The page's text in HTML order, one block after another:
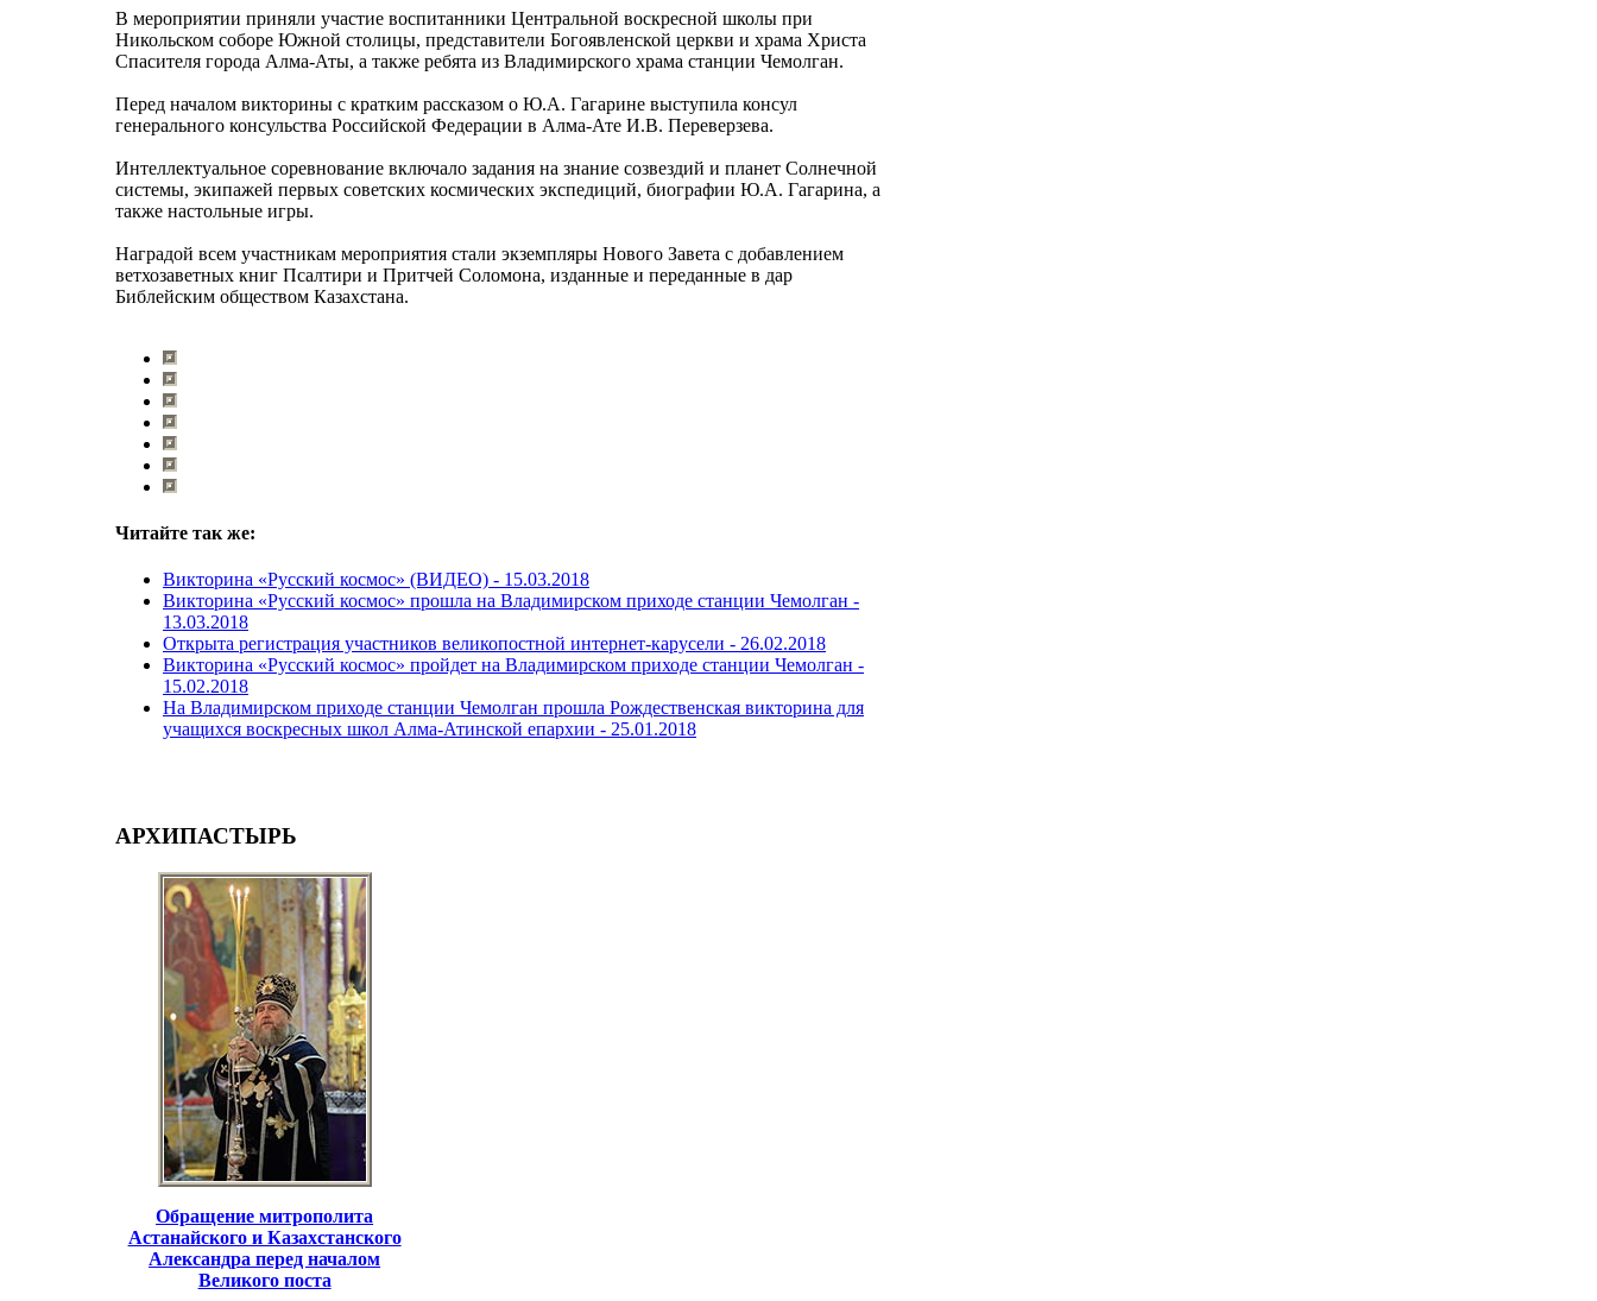
В мероприятии приняли участие воспитанники Центральной воскресной школы при
Никольском соборе Южной столицы, представители Богоявленской церкви и храма Христа
Спасителя города Алма-Аты, а также ребята из Владимирского храма станции Чемолган.
Перед началом викторины с кратким рассказом о Ю.А. Гагарине выступила консул
генерального консульства Российской Федерации в Алма-Ате И.В. Переверзева.
Интеллектуальное соревнование включало задания на знание созвездий и планет Солнечной
системы, экипажей первых советских космических экспедиций, биографии Ю.А. Гагарина, а
также настольные игры.
Наградой всем участникам мероприятия стали экземпляры Нового Завета с добавлением
ветхозаветных книг Псалтири и Притчей Соломона, изданные и переданные в дар
Библейским обществом Казахстана.
Читайте так же:
Викторина «Русский космос» (ВИДЕО) - 15.03.2018
Викторина «Русский космос» прошла на Владимирском приходе станции Чемолган -
13.03.2018
Открыта регистрация участников великопостной интернет-карусели - 26.02.2018
Викторина «Русский космос» пройдет на Владимирском приходе станции Чемолган -
15.02.2018
На Владимирском приходе станции Чемолган прошла Рождественская викторина для
учащихся воскресных школ Алма-Атинской епархии - 25.01.2018
АРХИПАСТЫРЬ
Обращение митрополита
Астанайского и Казахстанского
Александра перед началом
Великого поста